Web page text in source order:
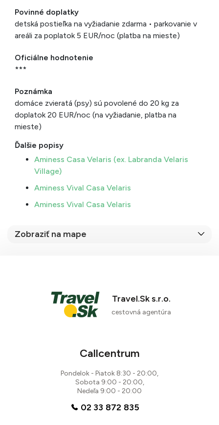
Povinné doplatky
detská postieľka na vyžiadanie zdarma • parkovanie v
areáli za poplatok 5 EUR/noc (platba na mieste)
Oficiálne hodnotenie
***
Poznámka
domáce zvieratá (psy) sú povolené do 20 kg za
doplatok 20 EUR/noc (na vyžiadanie, platba na
mieste)
Ďalšie popisy
Aminess Casa Velaris (ex. Labranda Velaris
Village)
Aminess Vival Casa Velaris
Aminess Vival Casa Velaris
Zobraziť na mape
Travel.Sk s.r.o.
cestovná agentúra
Callcentrum
Pondelok - Piatok 8:30 - 20:00,
Sobota 9:00 - 20:00,
Nedeľa 9:00 - 20:00
02 33 872 835